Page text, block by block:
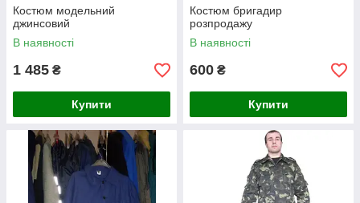
Костюм модельний
джинсовий
В наявності
1 485 ₴
Купити
Костюм бригадир
розпродажу
В наявності
600 ₴
Купити